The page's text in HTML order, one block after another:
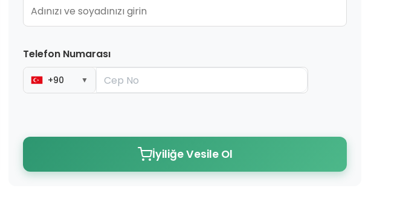
Telefon Numarası
+90 ▼
İyiliğe Vesile Ol